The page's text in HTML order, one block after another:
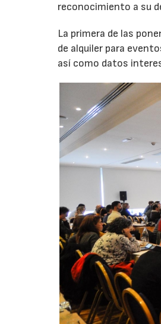
reconocimiento a su
La primera de las
de alquiler para
así como datos